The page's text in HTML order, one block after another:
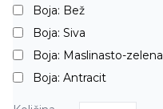
Boja: Bež
Boja: Siva
Boja: Maslinasto-zelena
Boja: Antracit